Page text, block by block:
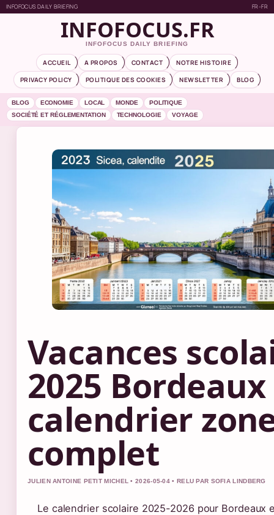
INFOFOCUS DAILY BRIEFING FR-FR
INFOFOCUS.FR
INFOFOCUS DAILY BRIEFING
ACCUEIL A PROPOS CONTACT
NOTRE HISTOIRE
PRIVACY POLICY
POLITIQUE DES COOKIES NEWSLETTER BLOG
BLOG ECONOMIE LOCAL MONDE
POLITIQUE
SOCIÉTÉ ET RÉGLEMENTATION
TECHNOLOGIE VOYAGE
Vacances
2025 Bordeaux
calendrier
complet
JULIEN ANTOINE PETIT MICHEL • 2026-05-04 • RELU PAR SOFIA LINDBERG
Le calendrier scolaire 2025-2026 pour Bordeaux